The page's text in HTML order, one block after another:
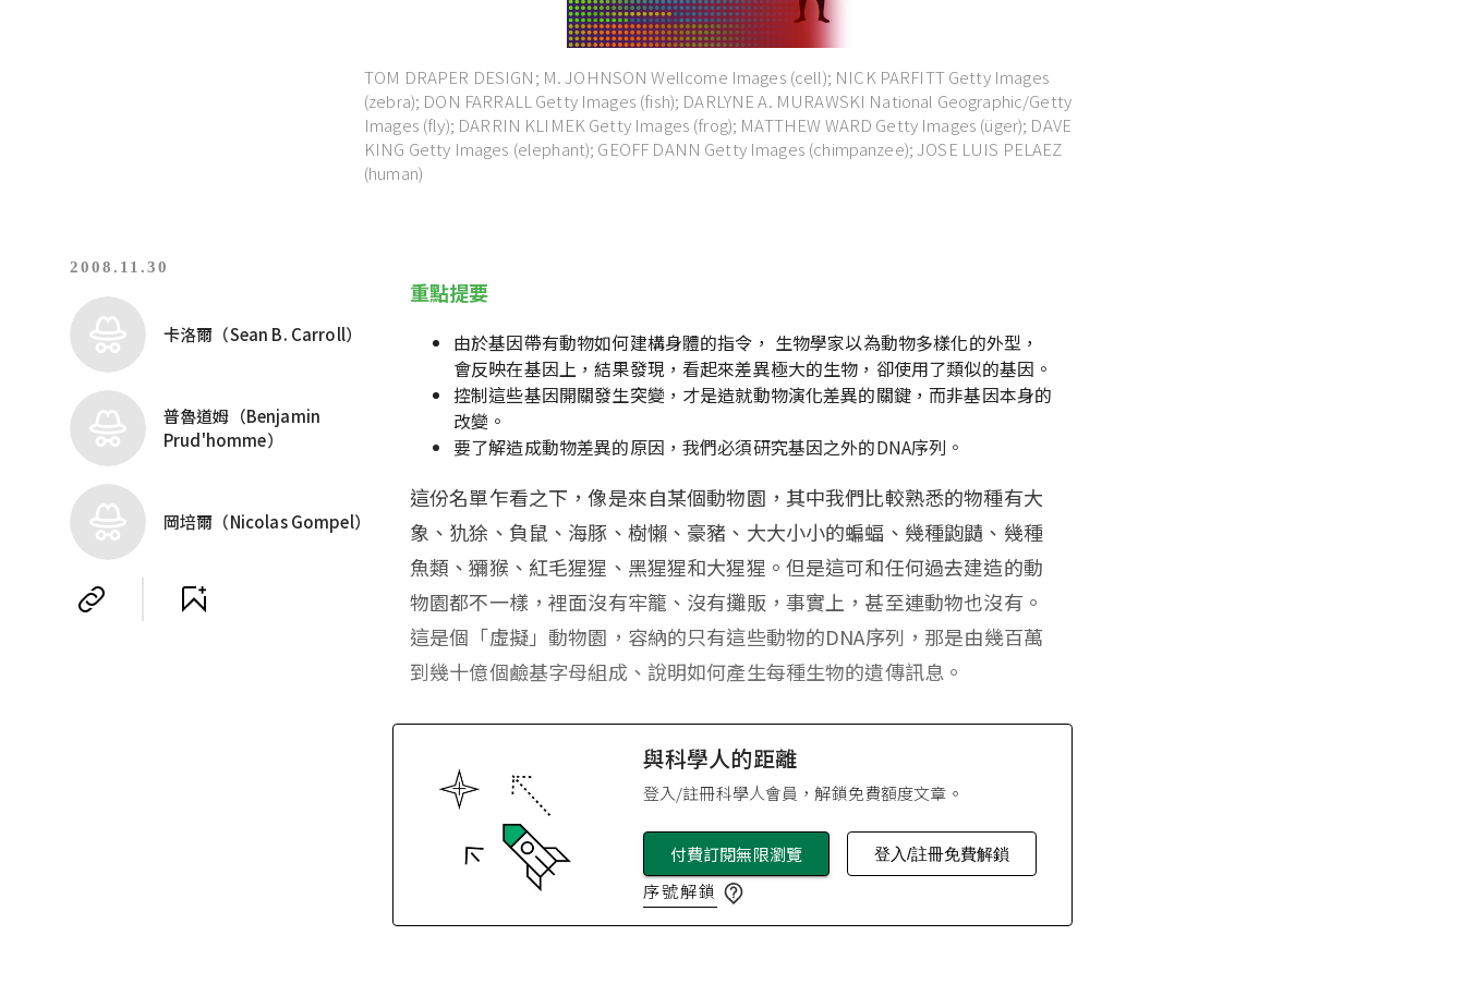
TOM DRAPER DESIGN; M. JOHNSON Wellcome Images (cell); NICK PARFITT Getty Images
(zebra); DON FARRALL Getty Images (fish); DARLYNE A. MURAWSKI National Geographic/Getty
Images (fly); DARRIN KLIMEK Getty Images (frog); MATTHEW WARD Getty Images (üger); DAVE
KING Getty Images (elephant); GEOFF DANN Getty Images (chimpanzee); JOSE LUIS PELAEZ
(human)
2008.11.30
卡洛爾（Sean B. Carroll）
普魯道姆（Benjamin
Prud'homme）
岡培爾（Nicolas Gompel）
重點提要
由於基因帶有動物如何建構身體的指令， 生物學家以為動物多樣化的外型，
會反映在基因上，結果發現，看起來差異極大的生物，卻使用了類似的基因。
控制這些基因開關發生突變，才是造就動物演化差異的關鍵，而非基因本身的
改變。
要了解造成動物差異的原因，我們必須研究基因之外的DNA序列。
這份名單乍看之下，像是來自某個動物園，其中我們比較熟悉的物種有大
象、犰狳、負鼠、海豚、樹懶、豪豬、大大小小的蝙蝠、幾種鼩鼱、幾種
魚類、獼猴、紅毛猩猩、黑猩猩和大猩猩。但是這可和任何過去建造的動
物園都不一樣，裡面沒有牢籠、沒有攤販，事實上，甚至連動物也沒有。
這是個「虛擬」動物園，容納的只有這些動物的DNA序列，那是由幾百萬
到幾十億個鹼基字母組成、說明如何產生每種生物的遺傳訊息。
與科學人的距離
登入/註冊科學人會員，解鎖免費額度文章。
付費訂閱無限瀏覽 登入/註冊免費解鎖
序號解鎖